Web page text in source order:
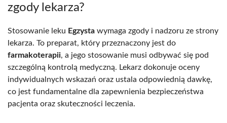
zgody lekarza?
Stosowanie leku Egzysta wymaga zgody i nadzoru ze strony
lekarza. To preparat, który przeznaczony jest do
farmakoterapii, a jego stosowanie musi odbywać się pod
szczególną kontrolą medyczną. Lekarz dokonuje oceny
indywidualnych wskazań oraz ustala odpowiednią dawkę,
co jest fundamentalne dla zapewnienia bezpieczeństwa
pacjenta oraz skuteczności leczenia.